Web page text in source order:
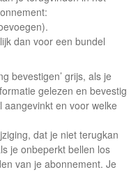
dan voor een bundel
bevestigen’ grijs, als je
gelezen en bevestig
aangevinkt en voor welke
dat je niet terugkan
je onbeperkt bellen los
van je abonnement. Je